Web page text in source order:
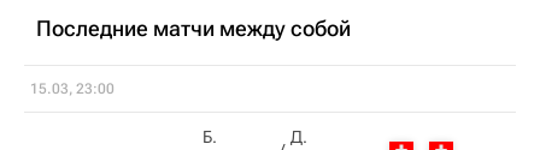
Последние матчи между собой
15.03, 23:00
Б.
Д.